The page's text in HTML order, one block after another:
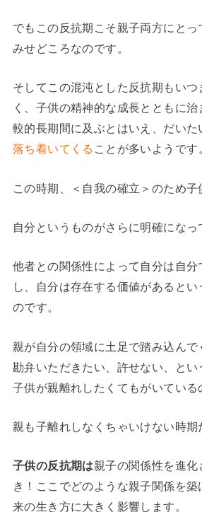
でもこの反抗期こそ親子両方にと
みせどころなのです。
そしてこの混沌とした反抗期もい
く、子供の精神的な成長とともに
較的長期間に及ぶとはいえ、だいた
落ち着いてくる ことが多いようです
この時期、＜自我の確立＞のため子
自分というものがさらに明確になっ
他者との関係性によって自分は自分
し、自分は存在する価値があると
のです。
親が自分の領域に土足で踏み込ん
勘弁いただきたい、許せない、とい
子供が親離れしたくてもがいている
親も子離れしなくちゃいけない時期
子供の反抗期は親子の関係性を進化
き！ここでどのような親子関係を
来の生き方に大きく影響します。